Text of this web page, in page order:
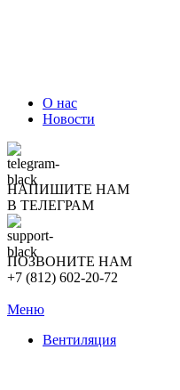
О нас
Новости
НАПИШИТЕ НАМ
В ТЕЛЕГРАМ
ПОЗВОНИТЕ НАМ
+7 (812) 602-20-72
Меню
Вентиляция